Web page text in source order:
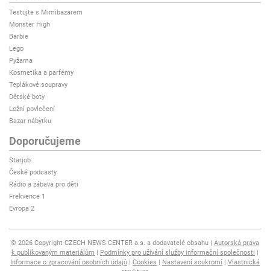
Testujte s Mimibazarem
Monster High
Barbie
Lego
Pyžama
Kosmetika a parfémy
Teplákové soupravy
Dětské boty
Ložní povlečení
Bazar nábytku
Doporučujeme
Starjob
České podcasty
Rádio a zábava pro děti
Frekvence 1
Evropa 2
© 2026 Copyright CZECH NEWS CENTER a.s. a dodavatelé obsahu
Autorská práva
k publikovaným materiálům
Podmínky pro užívání služby informační společnosti
Informace o zpracování osobních údajů
Cookies Nastavení soukromí
Vlastnická